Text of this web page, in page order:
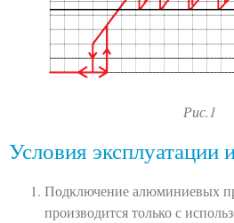
Рис.1
Условия эксплуатации
Подключение алюминиевых
производится только с